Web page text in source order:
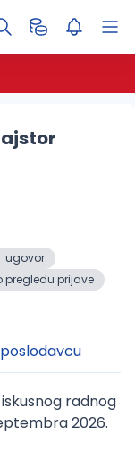
ugovor
pregledu prijave
radnog
2026.